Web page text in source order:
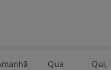
Qua Qui,